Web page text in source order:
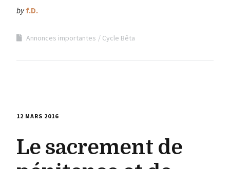
by f.D.
Annonces importantes Cycle Bêta
12 MARS 2016
Le sacrement de